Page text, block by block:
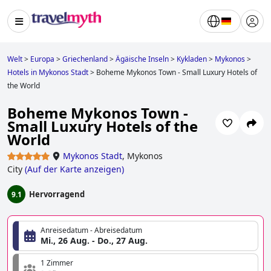
Welt> Europa >Griechenland>Ägäische Inseln> Kykladen> Mykonos>
Hotels in Mykonos Stadt> Boheme Mykonos Town - Small Luxury Hotels of
the World
Boheme Mykonos Town -
Small Luxury Hotels of the
World
Mykonos Stadt, Mykonos
City (Auf der Karte anzeigen)
9.1 Hervorragend
Anreisedatum - Abreisedatum
Mi., 26 Aug. - Do., 27 Aug.
1 Zimmer